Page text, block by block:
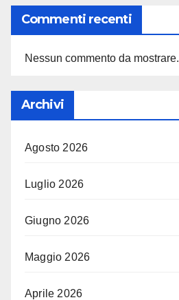
Commenti recenti
Nessun commento da mostrare.
Archivi
Agosto 2026
Luglio 2026
Giugno 2026
Maggio 2026
Aprile 2026